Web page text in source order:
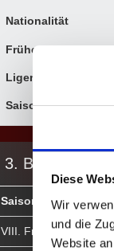
Diese
Wir
und die
Website
Nationalität
Frühere
Ligen
Saisons
3.
Saison
VIII. Fr. 2024